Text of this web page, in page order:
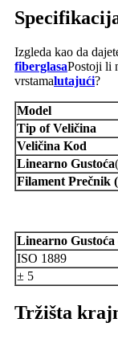
Izgleda kao da
fiberglasaPostoji li
vrstamalutajući?
Model
Tip of Veličina
Veličina Kod
Linearno Gustoća(
Filament Prečnik
Linearno Gustoća
ISO 1889
± 5
Tržišta